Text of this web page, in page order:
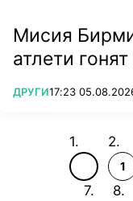
Мисия
атлети
ПОВЕЧЕ ОТ
ДРУГИ17:23
1